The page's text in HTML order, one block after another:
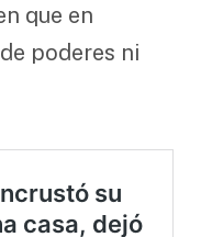
que en
poderes ni